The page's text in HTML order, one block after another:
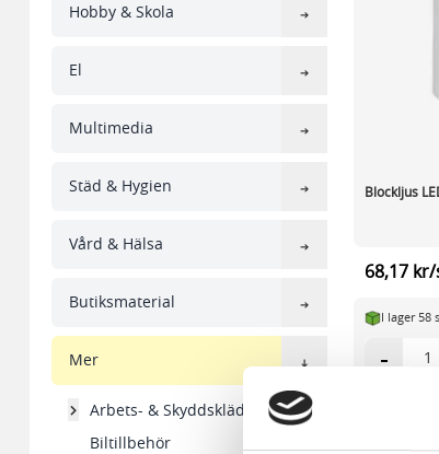
Hobby & Skola
El
Multimedia
Städ & Hygien
Vård & Hälsa
Butiksmaterial
Mer
Arbets- & Skyddskläder
Biltillbehör
Blockljus
68,17
I lager 58
-